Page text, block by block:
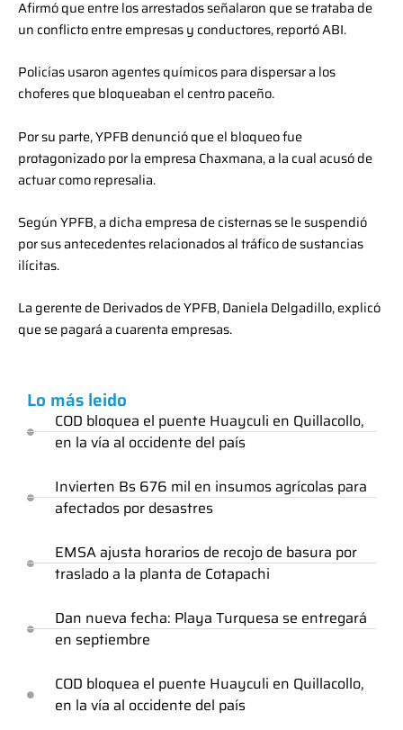
Afirmó que entre los arrestados señalaron que se trataba de
un conflicto entre empresas y conductores, reportó ABI.
Policías usaron agentes químicos para dispersar a los
choferes que bloqueaban el centro paceño.
Por su parte, YPFB denunció que el bloqueo fue
protagonizado por la empresa Chaxmana, a la cual acusó de
actuar como represalia.
Según YPFB, a dicha empresa de cisternas se le suspendió
por sus antecedentes relacionados al tráfico de sustancias
ilícitas.
La gerente de Derivados de YPFB, Daniela Delgadillo, explicó
que se pagará a cuarenta empresas.
Lo más leido
COD bloquea el puente Huayculi en Quillacollo,
en la vía al occidente del país
Invierten Bs 676 mil en insumos agrícolas para
afectados por desastres
EMSA ajusta horarios de recojo de basura por
traslado a la planta de Cotapachi
Dan nueva fecha: Playa Turquesa se entregará
en septiembre
COD bloquea el puente Huayculi en Quillacollo,
en la vía al occidente del país